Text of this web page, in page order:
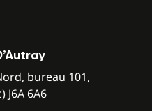
bureau 101,
J6A 6A6